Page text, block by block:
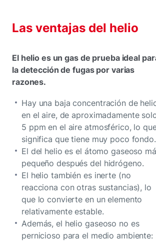
Las ventajas del helio
El helio es un gas de prueba ideal
la detección de fugas por varias
razones.
Hay una baja concentración de
en el aire, de aproximadamente
5 ppm en el aire atmosférico, lo
significa que tiene muy poco fondo.
El del helio es el átomo gaseoso
pequeño después del hidrógeno.
El helio también es inerte (no
reacciona con otras sustancias), lo
que lo convierte en un elemento
relativamente estable.
Además, el helio gaseoso no es
pernicioso para el medio ambiente: